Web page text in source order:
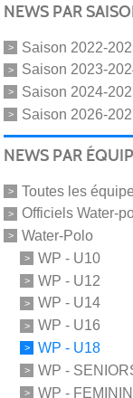
NEWS PAR
Saison 2022-
Saison 2023-
Saison 2024-
Saison 2026-
NEWS PAR
Toutes les
Officiels Water-
Water-Polo
WP - U10
WP - U12
WP - U14
WP - U16
WP - U18
WP -
WP - FEMININ